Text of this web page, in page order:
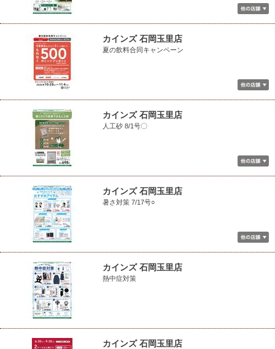
カインズ 石岡玉里店
夏の飲料合同キャンペーン
カインズ 石岡玉里店
人工砂 8/1号〇
カインズ 石岡玉里店
暑さ対策 7/17号○
カインズ 石岡玉里店
熱中症対策
カインズ 石岡玉里店